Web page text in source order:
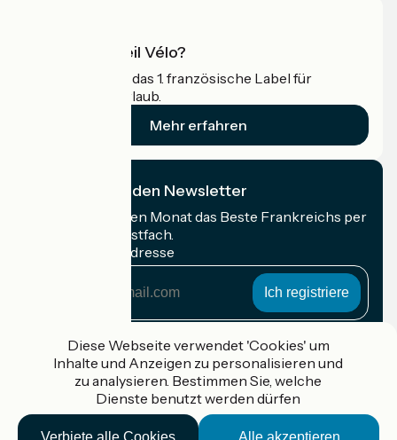
Was ist Accueil Vélo?
Accueil Vélo ist das 1. französische Label für
Radfahrer im Urlaub.
Mehr erfahren
Ich abonniere den Newsletter
Erhalten Sie jeden Monat das Beste Frankreichs per
Rad in Ihrem Postfach.
Meine E-Mail-Adresse
Adresse
Gefördert im Rahmen von Destination France
Diese Webseite verwendet 'Cookies' um
Inhalte und Anzeigen zu personalisieren und
zu analysieren. Bestimmen Sie, welche
Dienste benutzt werden dürfen
Alle akzeptieren
Verbiete alle Cookies